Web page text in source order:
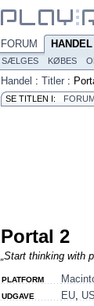
FORUM HANDEL
SÆLGES KØBES
Handel : Titler :
SE TITLEN I:
Portal 2
„Start thinking with
PLATFORM
UDGAVE EU, US